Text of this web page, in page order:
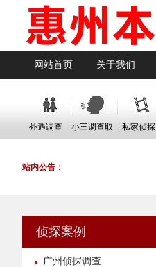
网站首页 关于我们
外遇调查 小三调查取 私家侦探
站内公告：
侦探案例
广州侦探调查